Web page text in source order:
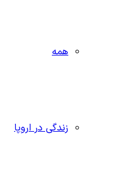
همه
زندگی در اروپا